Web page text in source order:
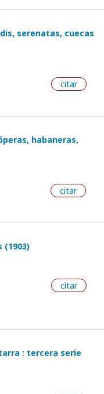
serenatas, cuecas
citar
habaneras,
citar
citar
: tercera serie